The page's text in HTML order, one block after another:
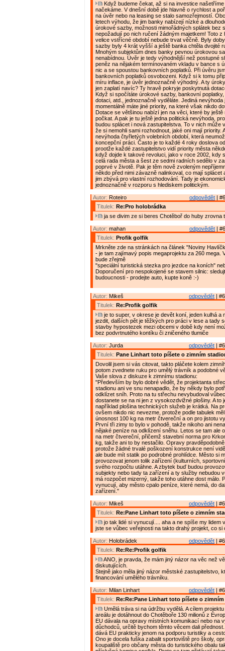
Když budeme čekat, až si na investice
načekáme. V dnešní době jde hlavně o rychlost a
na úvěr nebo na leasing se stalo samozřejmostí.
letech výhodu, že jim banky nabízejí nízké a
úrokové sazby, možnosti mimořádných splátek bez
nepožadují po nich ručení žádným majetkem! Toto z
velice vstřícné období nebude trvat věčně. Byly
sazby byly 4 krát vyšší a ještě banka chtěla dvojité
Mnohým subjektům dnes banky pevnou úrokovou
nenabídnou. Úvěr je tedy výhodnější než postupné
peněz na nějakém termínovaném vkladu v bance s
nic a se spoustou bankovních poplatků. Při úvěru
bankovních poplatků osvobozeni. Když si k tomu
míru inflace, je úvěr jednoznačně výhodný. A ty
jen zaplatí navíc? Ty hravě pokryje poskytnutá
Když si spočítáte úrokové sazby, bankovní poplatky,
dotaci, atd., jednoznačně vyděláte. Jediná nevýhoda
momentálně máte jiné priority, na které však nikdo
Dotace se většinou nabízí jen na věci, které by ještě
počkat. A pak je tu ještě jedna politická nevýhoda,
budou splácet i nová zastupitelstva. To v nich může
že si nemohli sami rozhodnout, jaké oni mají priority.
nevýhoda čtyřletých volebních období, která
koncepční práci. Často je to každé 4 roky doslova
prootže každé zastupitelstvo vidí priority města
když dojde k takové revoluci, jako v roce 2002, kdy
celá rada města a šest ze sedmi radních sedělo v
poprvé v životě. Pak je těm nově zvoleným
někdo před nimi závazně nalinkoval, co mají splácet
jim zbývá pro vlastní rozhodování. Tady je
jednoznačně v rozporu s hlediskem politickým.
odpovědět |
Autor: Roteiro
Titulek: Re:Pro holobrádka
ja se divim ze si beres Chotěboř do huby zrovna
odpovědět |
Autor: mahan
Titulek: Profik golfik
Mrkněte zde na stránkách na článek "Noviny
- je tam zajímavý popis megaprojektu za 260 mega.
bude zřejmě
"speciální turistická stezka pro jezdce na koních"
Doporučení pro nespokojené se stavem silnic:
budoucnosti - prodejte auto, kupte koně :-)
odpovědět |
Autor: Mikeš
Titulek: Re:Profik golfik
je to super, v okrese je devět koní, jeden kulhá a
jezdit, dalších pět je těžkých pro práci v lese a tady
stavby hypostezek mezi obcemi v době kdy není
bez podvrtnutého kontíku či zničeného tlumiče
odpovědět |
Autor: Jurda
Titulek: Pane Linhart toto píšete o zimním
Dovolil jsem si vás citovat, takto pláčete kolem
potom zvednete ruku pro umělý trávník a podobné
Vaše slova z diskuze k zimnímu stadionu:
"Především by bylo dobré vědět, že projektanta
stadionu ani ve snu nenapadlo, že by někdy bylo
odklízet sníh. Proto na tu střechu nevybudoval
dostanete se na ni jen z vysokozdvižné plošiny. A to
například plošina technických služeb je krátká. Na
ovšem nikdo nic nevezme, protože podle tabulek
únosnost 100 kg na metr čtvereční a on pro jistotu
První tři zimy to bylo v pohodě, takže nikoho ani
nějaké peníze na odklízení sněhu. Letos se tam ale
na metr čtvereční, přičemž stavební norma pro
kg, takže ani to by nestačilo. Opravy
protože žádné trvalé poškození konstrukce není
ale bude mít statik po podrobné prohlídce. Město si
provozovat jenom tolik zařízení (kulturních,
svého rozpočtu utáhne. A zbytek buď budou
subjekty nebo tady ta zařízení a ty služby nebudou
má rozpočet mizerný, takže toho utáhne dost málo.
vynucují, aby město cpalo peníze, které nemá, do
zařízení."
odpovědět |
Autor: Mikeš
Titulek: Re:Pane Linhart toto píšete o zimním
jo tak lidé si vynucují.... aha a ne spíše my lidem
jste se vůbec veřejnosti na takto drahý projekt, co si
odpovědět |
Autor: Holobrádek
Titulek: Re:Re:Profik golfik
ANO, je pravda, že mám jiný názor na věc než
diskutujících.
Stejně jako měla jiný názor městské zastupitelstvo,
financování umělého trávníku.
odpovědět |
Autor: Milan Linhart
Titulek: Re:Re:Pane Linhart toto píšete o
Umělá tráva si na údržbu vydělá. A cílem
areálu je dotáhnout do Chotěboře 130 milionů z
EU dávala na opravy místních komunikací nebo na
důchodců, určitě bychom těmto věcem dali
dává EU prakticky jenom na podporu turistiky a
Ono je docela fuška zabalit sportoviště pro školy,
koupaliště pro občany města do turistického obalu